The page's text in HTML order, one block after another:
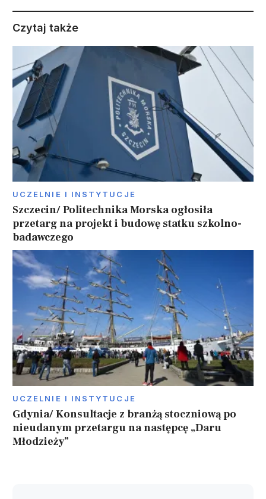
Czytaj także
UCZELNIE I INSTYTUCJE
Szczecin/ Politechnika Morska ogłosiła
przetarg na projekt i budowę statku szkolno-
badawczego
UCZELNIE I INSTYTUCJE
Gdynia/ Konsultacje z branżą stoczniową po
nieudanym przetargu na następcę „Daru
Młodzieży”